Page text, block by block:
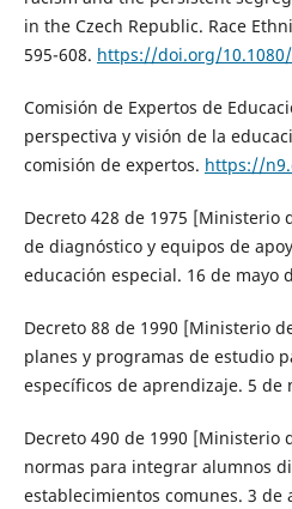
in the Czech Republic. Race
595-608. https://doi.org/10.1080/
Comisión de Expertos de
perspectiva y visión de la
comisión de expertos. https://
Decreto 428 de 1975 [Ministerio
de diagnóstico y equipos de
educación especial. 16 de mayo
Decreto 88 de 1990 [Ministerio
planes y programas de estudio
específicos de aprendizaje. 5 de
Decreto 490 de 1990 [Ministerio
normas para integrar alumnos
establecimientos comunes. 3 de